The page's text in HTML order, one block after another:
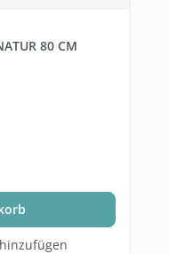
80 CM